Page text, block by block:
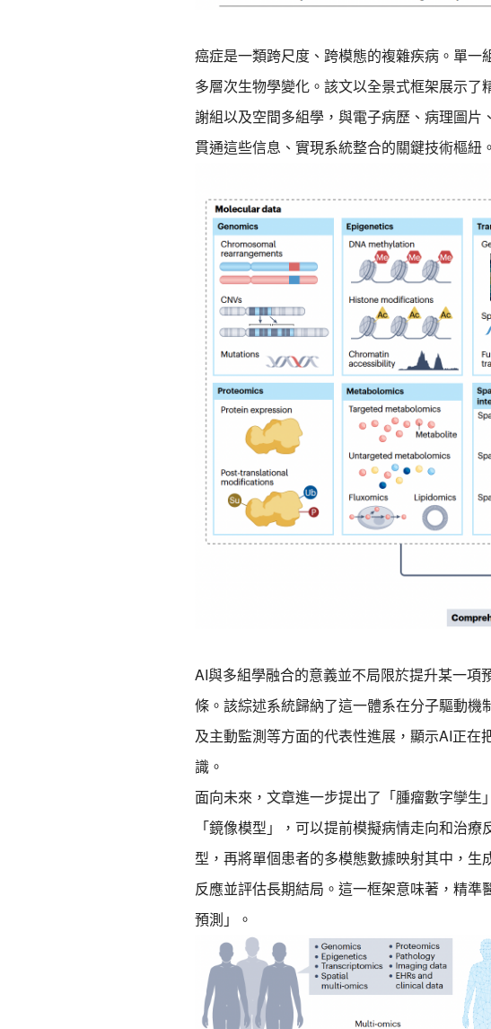
癌症是一類跨尺度、跨模態的複雜疾病。單
多層次生物學變化。該文以全景式框架展示
謝組以及空間多組學，與電子病歷、病理圖
貫通這些信息、實現系統整合的關鍵技術樞紐。
AI與多組學融合的意義並不局限於提升某一
條。該綜述系統歸納了這一體系在分子驅動
及主動監測等方面的代表性進展，顯示AI正
識。
面向未來，文章進一步提出了「腫瘤數字孿
「鏡像模型」，可以提前模擬病情走向和治
型，再將單個患者的多模態數據映射其中，
反應並評估長期結局。這一框架意味著，精
預測」。